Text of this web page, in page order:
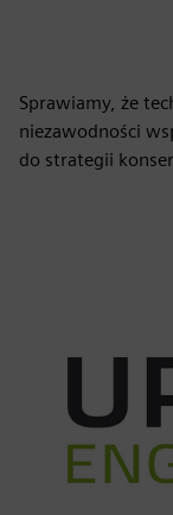
Sprawiamy, że
niezawodności
do strategii